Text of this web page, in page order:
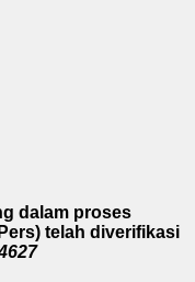
dalam proses
telah diverifikasi